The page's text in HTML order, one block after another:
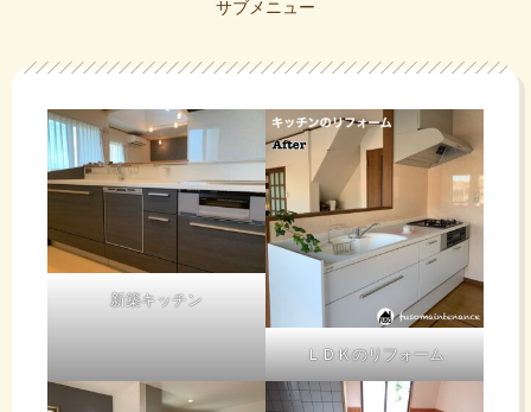
サブメニュー
新築キッチン
ＬＤＫのリフォーム